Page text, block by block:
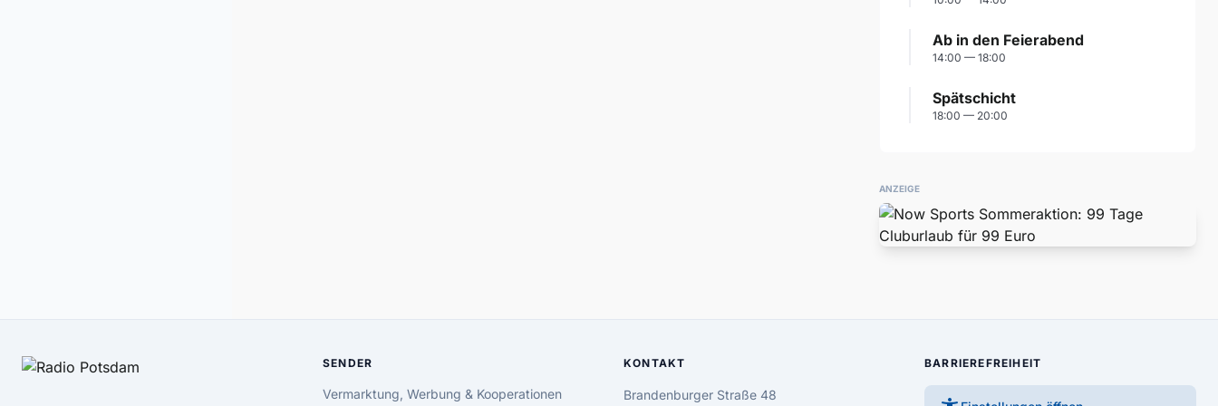
Ab in den Feierabend
14:00 — 18:00
Spätschicht
18:00 — 20:00
ANZEIGE
SENDER
Vermarktung, Werbung & Kooperationen
KONTAKT
Brandenburger Straße 48
BARRIEREFREIHEIT